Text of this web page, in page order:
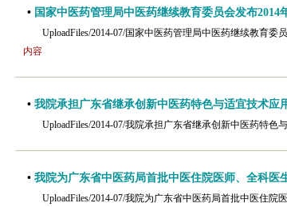
• 国家中医药管理局中医药继续教育委员会发布2014
UploadFiles/2014-07/国家中医药管理局中医药继续教育
内容
• 我院承担广东省继承创新中医药特色与适宜技术应
UploadFiles/2014-07/我院承担广东省继承创新中医药特
• 我院为广东省中医药局首批中医住院医师、全科医
UploadFiles/2014-07/我院为广东省中医药局首批中医住